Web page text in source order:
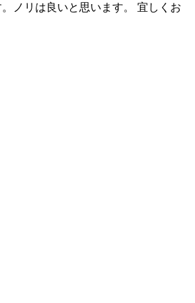
ノリは良いと思います。 宜しくお